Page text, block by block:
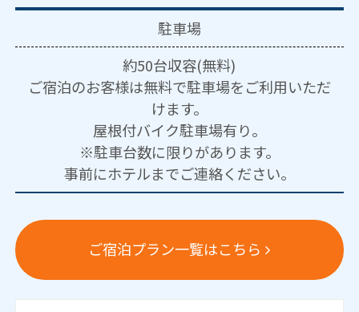
駐車場
約50台収容(無料)
ご宿泊のお客様は無料で駐車場をご利用いただ
けます。
屋根付バイク駐車場有り。
※駐車台数に限りがあります。
事前にホテルまでご連絡ください。
ご宿泊プラン一覧はこちら